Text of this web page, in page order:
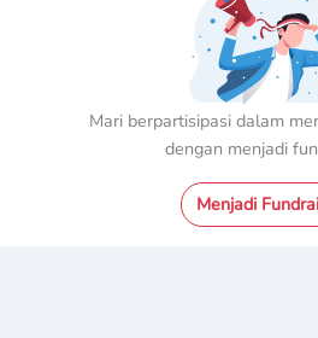
Mari berpartisipasi dalam
dengan menjadi
Menjadi